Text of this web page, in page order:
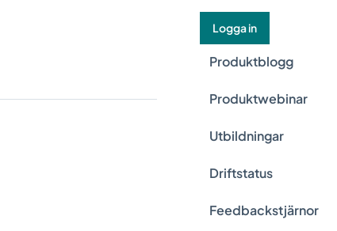
Logga in
Produktblogg
Produktwebinar
Utbildningar
Driftstatus
Feedbackstjärnor
verksamheten